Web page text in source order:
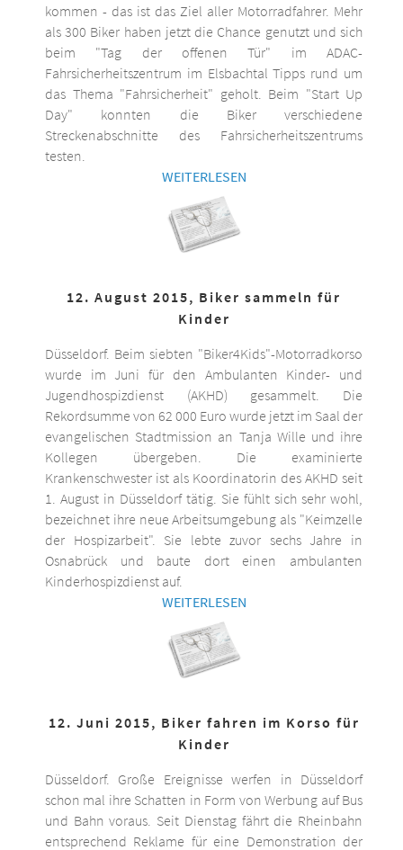
kommen - das ist das Ziel aller Motorradfahrer. Mehr
als 300 Biker haben jetzt die Chance genutzt und sich
beim "Tag der offenen Tür" im ADAC-
Fahrsicherheitszentrum im Elsbachtal Tipps rund um
das Thema "Fahrsicherheit" geholt. Beim "Start Up
Day" konnten die Biker verschiedene
Streckenabschnitte des Fahrsicherheitszentrums
testen.
WEITERLESEN
12. August 2015, Biker sammeln für
Kinder
Düsseldorf. Beim siebten "Biker4Kids"-Motorradkorso
wurde im Juni für den Ambulanten Kinder- und
Jugendhospizdienst (AKHD) gesammelt. Die
Rekordsumme von 62 000 Euro wurde jetzt im Saal der
evangelischen Stadtmission an Tanja Wille und ihre
Kollegen übergeben. Die examinierte
Krankenschwester ist als Koordinatorin des AKHD seit
1. August in Düsseldorf tätig. Sie fühlt sich sehr wohl,
bezeichnet ihre neue Arbeitsumgebung als "Keimzelle
der Hospizarbeit". Sie lebte zuvor sechs Jahre in
Osnabrück und baute dort einen ambulanten
Kinderhospizdienst auf.
WEITERLESEN
12. Juni 2015, Biker fahren im Korso für
Kinder
Düsseldorf. Große Ereignisse werfen in Düsseldorf
schon mal ihre Schatten in Form von Werbung auf Bus
und Bahn voraus. Seit Dienstag fährt die Rheinbahn
entsprechend Reklame für eine Demonstration der